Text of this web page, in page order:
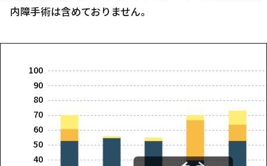
内障手術は含めておりません。
40
50
60
70
80
90
100